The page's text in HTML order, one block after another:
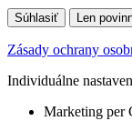
Súhlasiť Len
Zásady ochrany
Individuálne
Marketing per